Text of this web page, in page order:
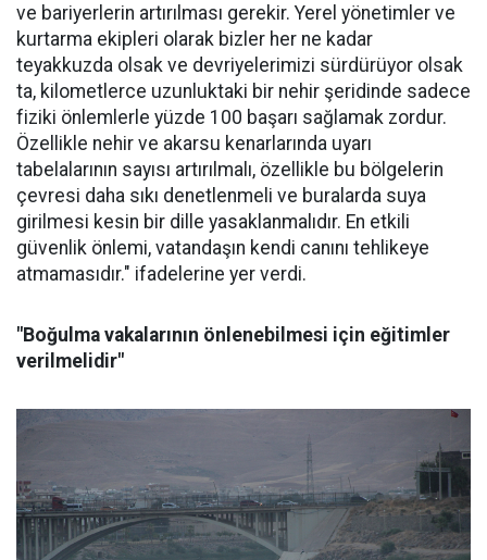
ve bariyerlerin artırılması gerekir. Yerel yönetimler ve
kurtarma ekipleri olarak bizler her ne kadar
teyakkuzda olsak ve devriyelerimizi sürdürüyor olsak
ta, kilometlerce uzunluktaki bir nehir şeridinde sadece
fiziki önlemlerle yüzde 100 başarı sağlamak zordur.
Özellikle nehir ve akarsu kenarlarında uyarı
tabelalarının sayısı artırılmalı, özellikle bu bölgelerin
çevresi daha sıkı denetlenmeli ve buralarda suya
girilmesi kesin bir dille yasaklanmalıdır. En etkili
güvenlik önlemi, vatandaşın kendi canını tehlikeye
atmamasıdır." ifadelerine yer verdi.
"Boğulma vakalarının önlenebilmesi için eğitimler
verilmelidir"